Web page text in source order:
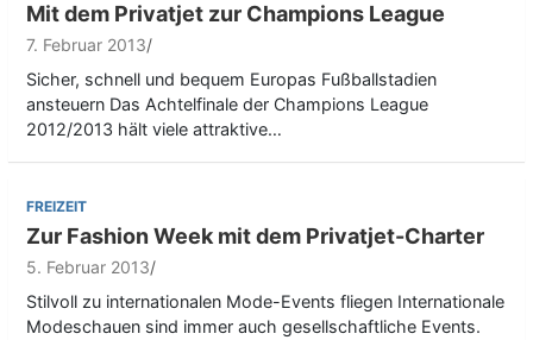
Mit dem Privatjet zur Champions League
7. Februar 2013
Sicher, schnell und bequem Europas Fußballstadien
ansteuern Das Achtelfinale der Champions League
2012/2013 hält viele attraktive…
FREIZEIT
Zur Fashion Week mit dem Privatjet-Charter
5. Februar 2013
Stilvoll zu internationalen Mode-Events fliegen Internationale
Modeschauen sind immer auch gesellschaftliche Events.